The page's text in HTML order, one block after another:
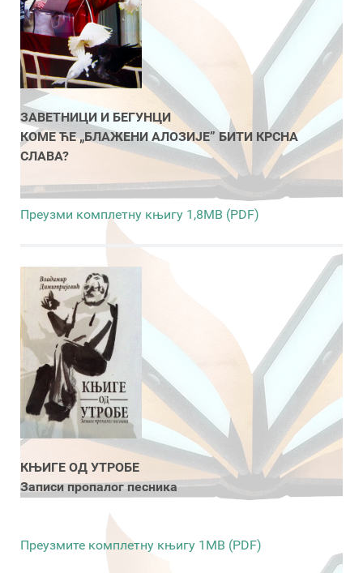
ЗАВЕТНИЦИ И БЕГУНЦИ
КОМЕ ЋЕ „БЛАЖЕНИ АЛОЗИЈЕ” БИТИ КРСНА
СЛАВА?
Преузми комплетну књигу 1,8MB (PDF)
КЊИГЕ ОД УТРОБЕ
Записи пропалог песника
Преузмите комплетну књигу 1MB (PDF)